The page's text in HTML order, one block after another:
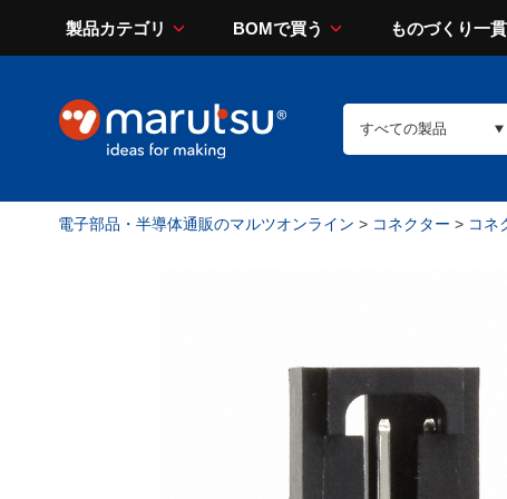
製品カテゴリ BOMで買う ものづくり一
電子部品・半導体通販のマルツオンライン > コネクター > コネ